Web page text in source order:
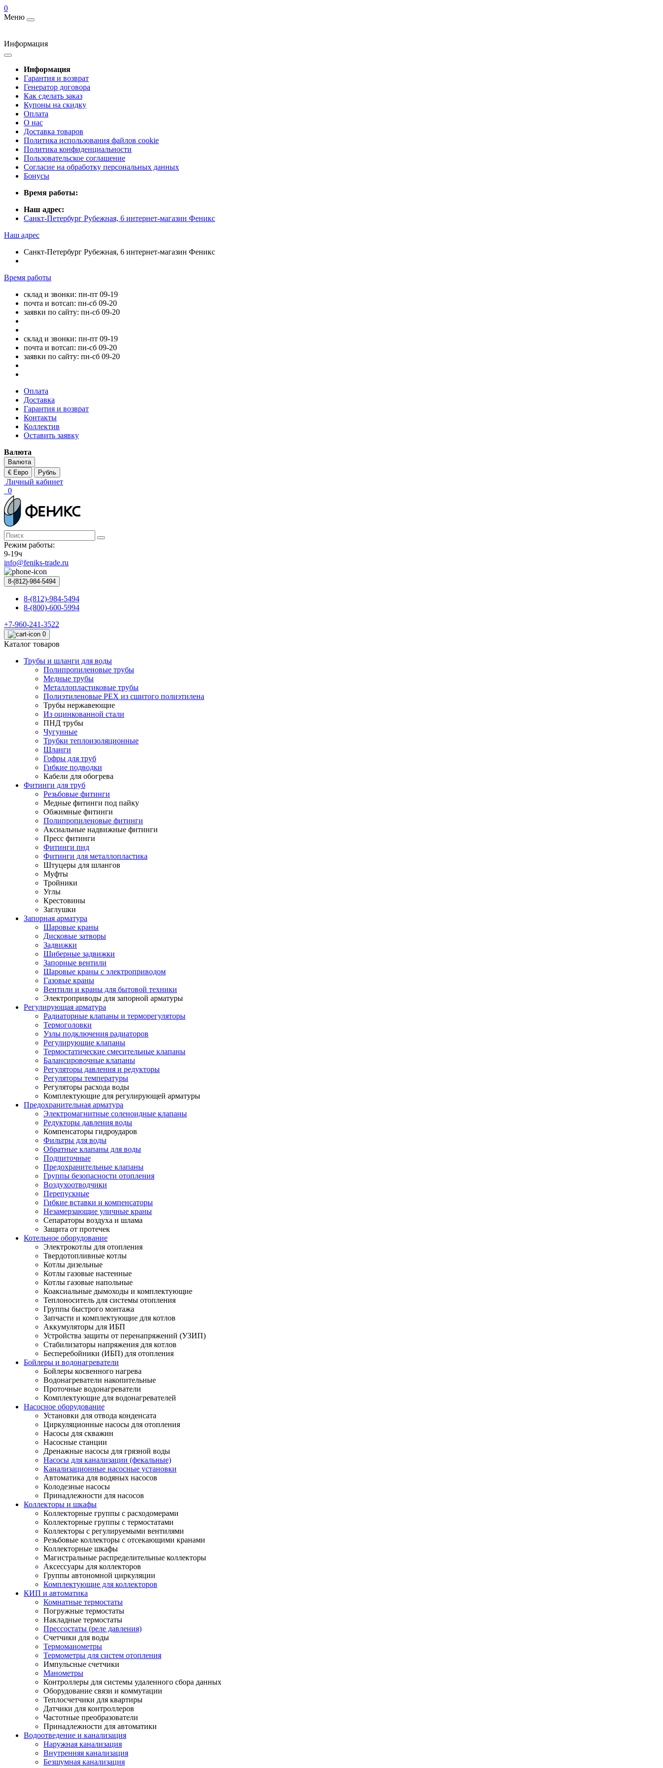
0
Меню
Информация
Информация
Гарантия и возврат
Генератор договора
Как сделать заказ
Купоны на скидку
Оплата
О нас
Доставка товаров
Политика использования файлов cookie
Политика конфиденциальности
Пользовательское соглашение
Согласие на обработку персональных данных
Бонусы
Время работы:
Наш адрес:
Санкт-Петербург Рубежная, 6 интернет-магазин Феникс
Наш адрес
Санкт-Петербург Рубежная, 6 интернет-магазин Феникс
Время работы
склад и звонки: пн-пт 09-19
почта и вотсап: пн-сб 09-20
заявки по сайту: пн-сб 09-20
склад и звонки: пн-пт 09-19
почта и вотсап: пн-сб 09-20
заявки по сайту: пн-сб 09-20
Оплата
Доставка
Гарантия и возврат
Контакты
Коллектив
Оставить заявку
Валюта
Валюта
€ Евро
Рубль
Личный кабинет
0
Режим работы:
9-19ч
info@feniks-trade.ru
8-(812)-984-5494
8-(812)-984-5494
8-(800)-600-5994
+7-960-241-3522
0
Каталог товаров
Трубы и шланги для воды
Полипропиленовые трубы
Медные трубы
Металлопластиковые трубы
Полиэтиленовые PEX из сшитого полиэтилена
Трубы нержавеющие
Из оцинкованной стали
ПНД трубы
Чугунные
Трубки теплоизоляционные
Шланги
Гофры для труб
Гибкие подводки
Кабели для обогрева
Фитинги для труб
Резьбовые фитинги
Медные фитинги под пайку
Обжимные фитинги
Полипропиленовые фитинги
Аксиальные надвижные фитинги
Пресс фитинги
Фитинги пнд
Фитинги для металлопластика
Штуцеры для шлангов
Муфты
Тройники
Углы
Крестовины
Заглушки
Запорная арматура
Шаровые краны
Дисковые затворы
Задвижки
Шиберные задвижки
Запорные вентили
Шаровые краны с электроприводом
Газовые краны
Вентили и краны для бытовой техники
Электроприводы для запорной арматуры
Регулирующая арматура
Радиаторные клапаны и терморегуляторы
Термоголовки
Узлы подключения радиаторов
Регулирующие клапаны
Термостатические смесительные клапаны
Балансировочные клапаны
Регуляторы давления и редукторы
Регуляторы температуры
Регуляторы расхода воды
Комплектующие для регулирующей арматуры
Предохранительная арматура
Электромагнитные соленоидные клапаны
Редукторы давления воды
Компенсаторы гидроударов
Фильтры для воды
Обратные клапаны для воды
Подпиточные
Предохранительные клапаны
Группы безопасности отопления
Воздухоотводчики
Перепускные
Гибкие вставки и компенсаторы
Незамерзающие уличные краны
Сепараторы воздуха и шлама
Защита от протечек
Котельное оборудование
Электрокотлы для отопления
Твердотопливные котлы
Котлы дизельные
Котлы газовые настенные
Котлы газовые напольные
Коаксиальные дымоходы и комплектующие
Теплоноситель для системы отопления
Группы быстрого монтажа
Запчасти и комплектующие для котлов
Аккумуляторы для ИБП
Устройства защиты от перенапряжений (УЗИП)
Стабилизаторы напряжения для котлов
Бесперебойники (ИБП) для отопления
Бойлеры и водонагреватели
Бойлеры косвенного нагрева
Водонагреватели накопительные
Проточные водонагреватели
Комплектующие для водонагревателей
Насосное оборудование
Установки для отвода конденсата
Циркуляционные насосы для отопления
Насосы для скважин
Насосные станции
Дренажные насосы для грязной воды
Насосы для канализации (фекальные)
Канализационные насосные установки
Автоматика для водяных насосов
Колодезные насосы
Принадлежности для насосов
Коллекторы и шкафы
Коллекторные группы с расходомерами
Коллекторные группы с термостатами
Коллекторы с регулируемыми вентилями
Резьбовые коллекторы с отсекающими кранами
Коллекторные шкафы
Магистральные распределительные коллекторы
Аксессуары для коллекторов
Группы автономной циркуляции
Комплектующие для коллекторов
КИП и автоматика
Комнатные термостаты
Погружные термостаты
Накладные термостаты
Прессостаты (реле давления)
Счетчики для воды
Термоманометры
Термометры для систем отопления
Импульсные счетчики
Манометры
Контроллеры для системы удаленного сбора данных
Оборудование связи и коммутации
Теплосчетчики для квартиры
Датчики для контроллеров
Частотные преобразователи
Принадлежности для автоматики
Водоотведение и канализация
Наружная канализация
Внутренняя канализация
Безшумная канализация